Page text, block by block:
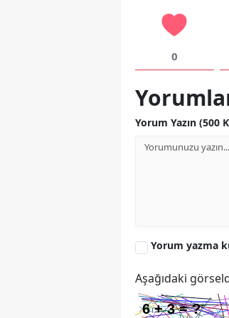
0
Yorum Yazın (500
Yorum yazma
Aşağıdaki